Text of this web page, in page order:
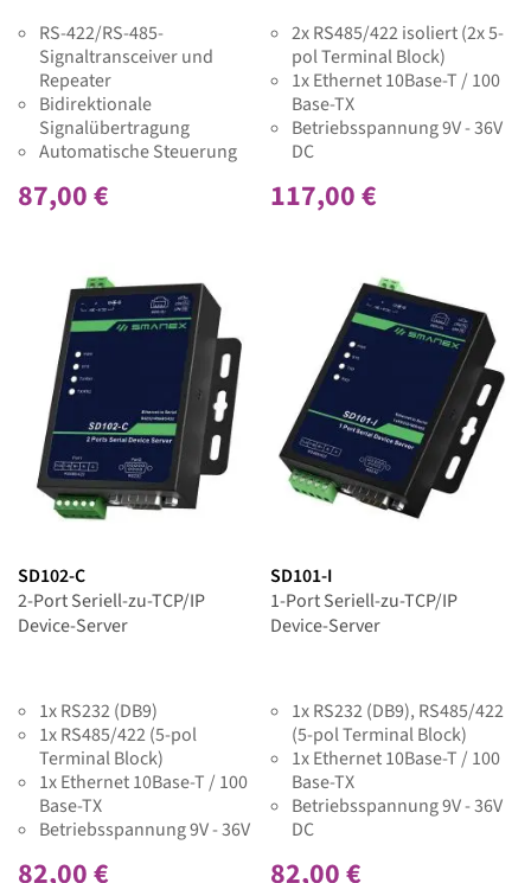
RS-422/RS-485-
Signaltransceiver und
Repeater
Bidirektionale
Signalübertragung
Automatische Steuerung
Einfache Einrichtung und
87,00 €
2x RS485/422 isoliert (2x 5-
pol Terminal Block)
1x Ethernet 10Base-T / 100
Base-TX
Betriebsspannung 9V - 36V
DC
117,00 €
SD102-C
2-Port Seriell-zu-TCP/IP
Device-Server
1x RS232 (DB9)
1x RS485/422 (5-pol
Terminal Block)
1x Ethernet 10Base-T / 100
Base-TX
Betriebsspannung 9V - 36V
Betriebstemperaturbereich
82,00 €
SD101-I
1-Port Seriell-zu-TCP/IP
Device-Server
1x RS232 (DB9), RS485/422
(5-pol Terminal Block)
1x Ethernet 10Base-T / 100
Base-TX
Betriebsspannung 9V - 36V
DC
82,00 €